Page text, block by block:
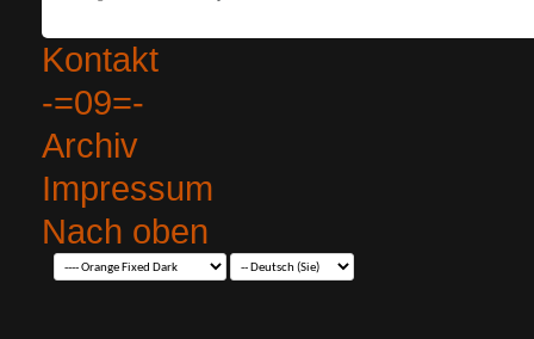
Kontakt
-=09=-
Archiv
Impressum
Nach oben